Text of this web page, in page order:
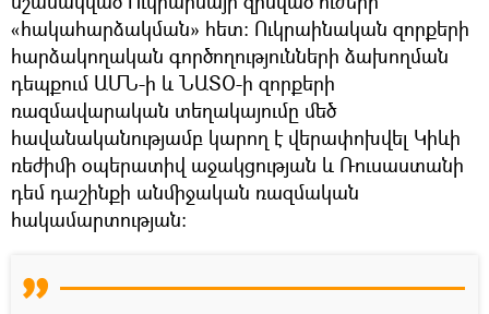
«հակահարձակման» հետ։ Ուկրաինական զորքերի
հարձակողական գործողությունների ձախողման
դեպքում ԱՄՆ-ի և ՆԱՏՕ-ի զորքերի
ռազմավարական տեղակայումը մեծ
հավանականությամբ կարող է վերափոխվել Կիևի
ռեժիմի օպերատիվ աջակցության և Ռուսաստանի
դեմ դաշինքի անմիջական ռազմական
հակամարտության։